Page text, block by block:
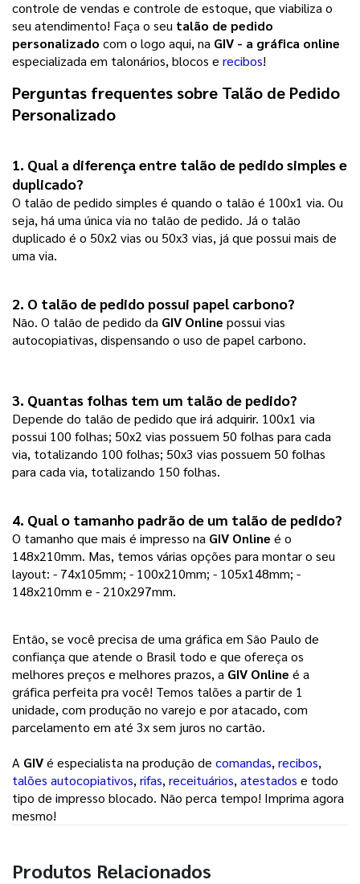
controle de vendas e controle de estoque, que viabiliza o
seu atendimento! Faça o seu talão de pedido
personalizado com o logo aqui, na GIV - a gráfica online
especializada em talonários, blocos e recibos!
Perguntas frequentes sobre Talão de Pedido
Personalizado
1. Qual a diferença entre talão de pedido simples e
duplicado?
O talão de pedido simples é quando o talão é 100x1 via. Ou
seja, há uma única via no talão de pedido. Já o talão
duplicado é o 50x2 vias ou 50x3 vias, já que possui mais de
uma via.
2. O talão de pedido possui papel carbono?
Não. O talão de pedido da GIV Online possui vias
autocopiativas, dispensando o uso de papel carbono.
3. Quantas folhas tem um talão de pedido?
Depende do talão de pedido que irá adquirir. 100x1 via
possui 100 folhas; 50x2 vias possuem 50 folhas para cada
via, totalizando 100 folhas; 50x3 vias possuem 50 folhas
para cada via, totalizando 150 folhas.
4. Qual o tamanho padrão de um talão de pedido?
O tamanho que mais é impresso na GIV Online é o
148x210mm. Mas, temos várias opções para montar o seu
layout: - 74x105mm; - 100x210mm; - 105x148mm; -
148x210mm e - 210x297mm.
Então, se você precisa de uma gráfica em São Paulo de
confiança que atende o Brasil todo e que ofereça os
melhores preços e melhores prazos, a GIV Online é a
gráfica perfeita pra você! Temos talões a partir de 1
unidade, com produção no varejo e por atacado, com
parcelamento em até 3x sem juros no cartão.
A GIVé especialista na produção de comandas, recibos,
talões autocopiativos, rifas, receituários, atestados e todo
tipo de impresso blocado. Não perca tempo! Imprima agora
mesmo!
Produtos Relacionados